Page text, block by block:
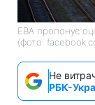
EBA пропонує
(фото:
Не
РБК-